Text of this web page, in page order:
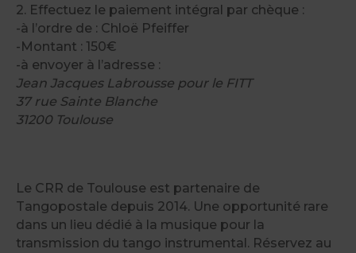
2. Effectuez le paiement intégral par chèque :
-à l’ordre de : Chloë Pfeiffer
-Montant : 150€
-à envoyer à l’adresse :
Jean Jacques Labrousse pour le FITT
37 rue Sainte Blanche
31200 Toulouse
Le CRR de Toulouse est partenaire de
Tangopostale depuis 2014. Une opportunité rare
dans un lieu dédié à la musique pour la
transmission du tango instrumental. Réservez au